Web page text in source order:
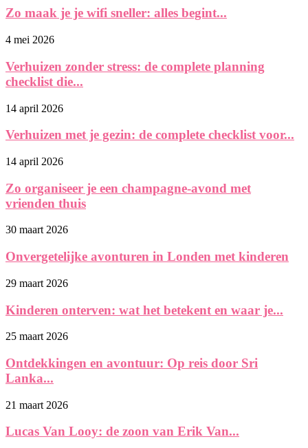
Zo maak je je wifi sneller: alles begint...
4 mei 2026
Verhuizen zonder stress: de complete planning
checklist die...
14 april 2026
Verhuizen met je gezin: de complete checklist voor...
14 april 2026
Zo organiseer je een champagne-avond met
vrienden thuis
30 maart 2026
Onvergetelijke avonturen in Londen met kinderen
29 maart 2026
Kinderen onterven: wat het betekent en waar je...
25 maart 2026
Ontdekkingen en avontuur: Op reis door Sri
Lanka...
21 maart 2026
Lucas Van Looy: de zoon van Erik Van...